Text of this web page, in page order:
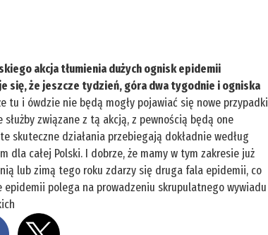
akcja tłumienia dużych ognisk epidemii
się, że jeszcze tydzień, góra dwa tygodnie i ogniska
tu i ówdzie nie będą mogły pojawiać się nowe przypadki
związane z tą akcją, z pewnością będą one
skuteczne działania przebiegają dokładnie według
całej Polski. I dobrze, że mamy w tym zakresie już
lub zimą tego roku zdarzy się druga fala epidemii, co
polega na prowadzeniu skrupulatnego wywiadu